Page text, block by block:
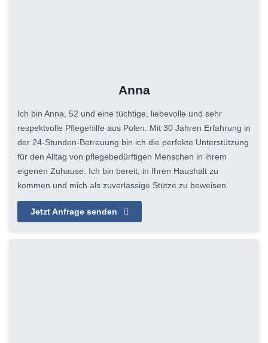
Anna
Ich bin Anna, 52 und eine tüchtige, liebevolle und sehr
respektvolle Pflegehilfe aus Polen. Mit 30 Jahren Erfahrung in
der 24-Stunden-Betreuung bin ich die perfekte Unterstützung
für den Alltag von pflegebedürftigen Menschen in ihrem
eigenen Zuhause. Ich bin bereit, in Ihren Haushalt zu
kommen und mich als zuverlässige Stütze zu beweisen.
Jetzt Anfrage senden